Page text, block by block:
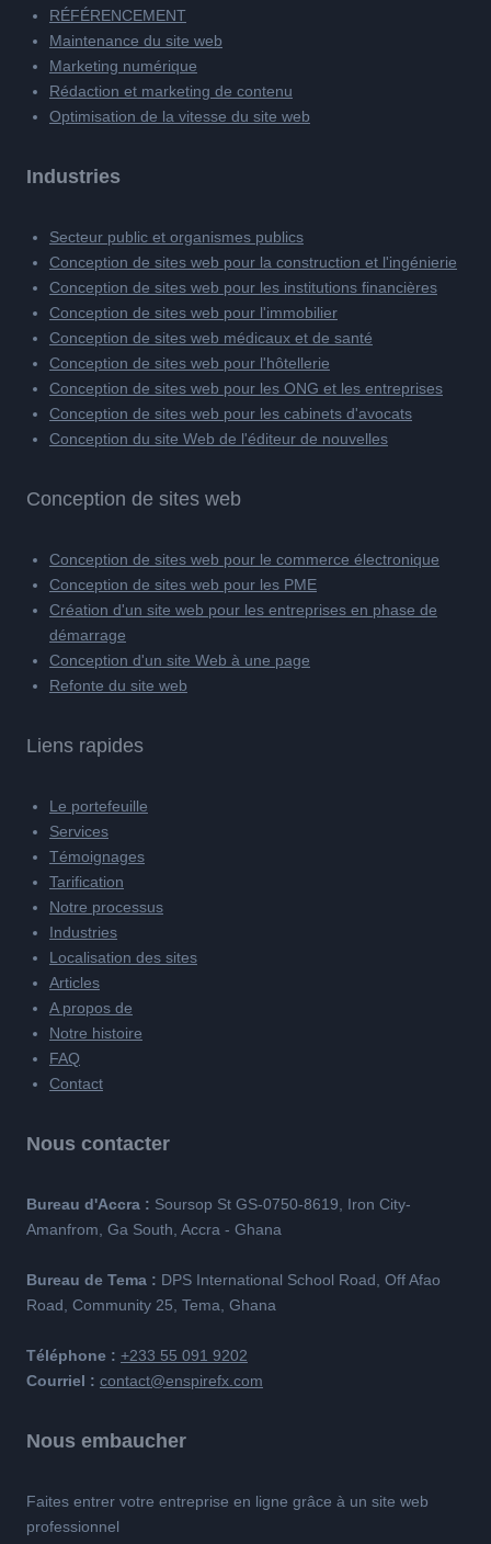
RÉFÉRENCEMENT
Maintenance du site web
Marketing numérique
Rédaction et marketing de contenu
Optimisation de la vitesse du site web
Industries
Secteur public et organismes publics
Conception de sites web pour la construction et l'ingénierie
Conception de sites web pour les institutions financières
Conception de sites web pour l'immobilier
Conception de sites web médicaux et de santé
Conception de sites web pour l'hôtellerie
Conception de sites web pour les ONG et les entreprises
Conception de sites web pour les cabinets d'avocats
Conception du site Web de l'éditeur de nouvelles
Conception de sites web
Conception de sites web pour le commerce électronique
Conception de sites web pour les PME
Création d'un site web pour les entreprises en phase de
démarrage
Conception d'un site Web à une page
Refonte du site web
Liens rapides
Le portefeuille
Services
Témoignages
Tarification
Notre processus
Industries
Localisation des sites
Articles
A propos de
Notre histoire
FAQ
Contact
Nous contacter
Bureau d'Accra : Soursop St GS-0750-8619, Iron City-
Amanfrom, Ga South, Accra - Ghana
Bureau de Tema : DPS International School Road, Off Afao
Road, Community 25, Tema, Ghana
Téléphone : +233 55 091 9202
Courriel : contact@enspirefx.com
Nous embaucher
Faites entrer votre entreprise en ligne grâce à un site web
professionnel